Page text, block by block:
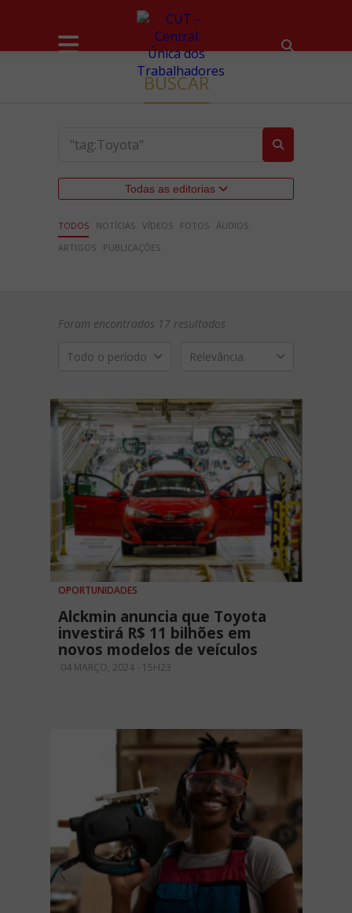
BUSCAR
Todas as editorias
TODOS NOTÍCIAS VÍDEOS FOTOS ÁUDIOS
ARTIGOS
PUBLICAÇÕES
Foram encontrados 17 resultados
Todo o período Relevância
OPORTUNIDADES
Alckmin anuncia que Toyota
investirá R$ 11 bilhões em
novos modelos de veículos
04 MARÇO, 2024 - 15H23